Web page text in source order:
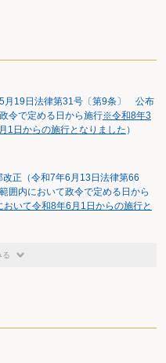
る。
1843/01.htm
5月19日法律第31号〔第9条〕 公布
令で定める日から施行※令和8年3
1日からの施行となりました ）
改正（令和7年6月13日法律第66
内において政令で定める日から
いて令和8年6月1日からの施行と
る